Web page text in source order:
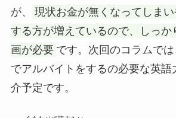
が、
現状お金が無くなってしま
する方が増えているので、しっか
画が必要 です。次回のコラムで
でアルバイトをするの必要な英語
介予定です。